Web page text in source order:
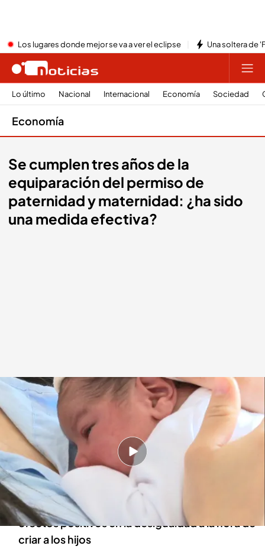
Los lugares donde mejor se va a ver el eclipse Una soltera de
Lo último Nacional Internacional Economía Sociedad
Economía
Se cumplen tres años de la
equiparación del permiso de
paternidad y maternidad: ¿ha sido
una medida efectiva?
Tres años de la equiparación de la baja de paternidad y maternidad
Redacción digital Noticias Cuatro
08 FEB 2024 - 21:25h.
Se cumplen tres años de la equiparación del
permiso de paternidad y maternidad
Los expertos analizan si esta medida ha tenido
efectos positivos en la desigualdad a la hora de
criar a los hijos